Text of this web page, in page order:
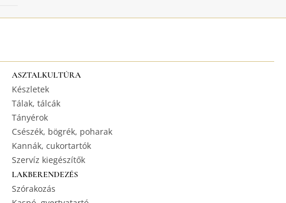
ASZTALKULTÚRA
Készletek
Tálak, tálcák
Tányérok
Csészék, bögrék, poharak
Kannák, cukortartók
Szervíz kiegészítők
LAKBERENDEZÉS
Szórakozás